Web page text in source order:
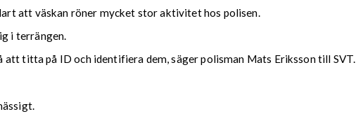
att väskan röner mycket stor aktivitet hos polisen.
i terrängen.
att titta på ID och identifiera dem, säger polisman Mats Eriksson till SVT.